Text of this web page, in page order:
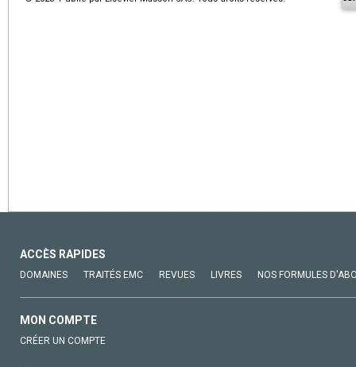
ACCÈS RAPIDES
DOMAINES TRAITÉS EMC REVUES LIVRES NOS FORMULES
MON COMPTE
CRÉER UN COMPTE